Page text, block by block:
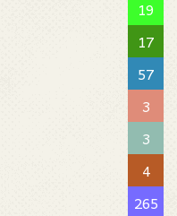
19
17
57
3
3
4
265